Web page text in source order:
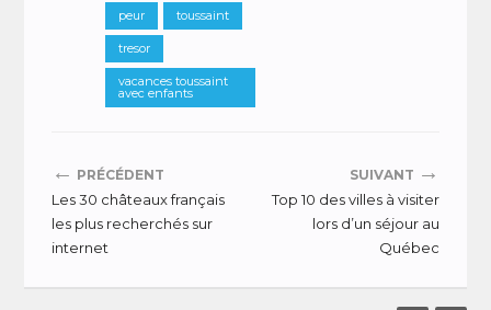
peur toussaint
tresor
vacances toussaint
avec enfants
← PRÉCÉDENT
Les 30 châteaux français
les plus recherchés sur
internet
SUIVANT →
Top 10 des villes à visiter
lors d’un séjour au
Québec